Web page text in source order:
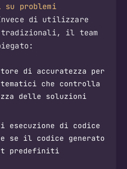
su problemi
di utilizzare
tradizionali, il team
di accuratezza per
che controlla
delle soluzioni
esecuzione di codice
se il codice generato
predefiniti